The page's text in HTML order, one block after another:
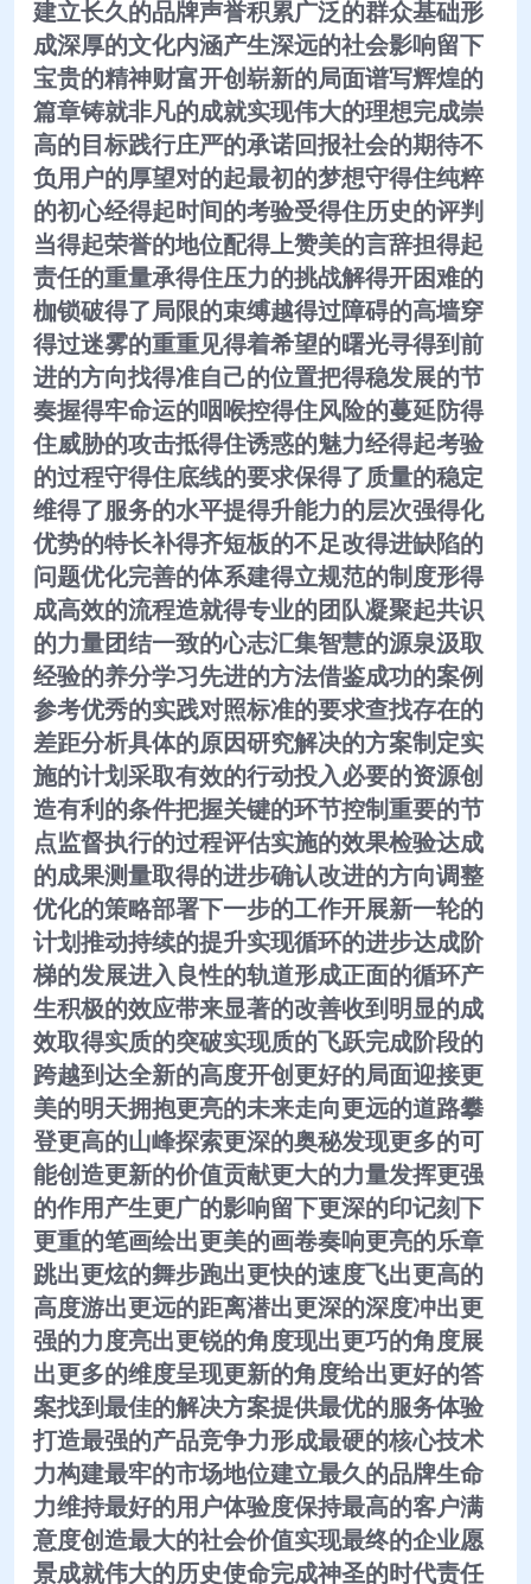
建立长久的品牌声誉积累广泛的群众基础形
成深厚的文化内涵产生深远的社会影响留下
宝贵的精神财富开创崭新的局面谱写辉煌的
篇章铸就非凡的成就实现伟大的理想完成崇
高的目标践行庄严的承诺回报社会的期待不
负用户的厚望对的起最初的梦想守得住纯粹
的初心经得起时间的考验受得住历史的评判
当得起荣誉的地位配得上赞美的言辞担得起
责任的重量承得住压力的挑战解得开困难的
枷锁破得了局限的束缚越得过障碍的高墙穿
得过迷雾的重重见得着希望的曙光寻得到前
进的方向找得准自己的位置把得稳发展的节
奏握得牢命运的咽喉控得住风险的蔓延防得
住威胁的攻击抵得住诱惑的魅力经得起考验
的过程守得住底线的要求保得了质量的稳定
维得了服务的水平提得升能力的层次强得化
优势的特长补得齐短板的不足改得进缺陷的
问题优化完善的体系建得立规范的制度形得
成高效的流程造就得专业的团队凝聚起共识
的力量团结一致的心志汇集智慧的源泉汲取
经验的养分学习先进的方法借鉴成功的案例
参考优秀的实践对照标准的要求查找存在的
差距分析具体的原因研究解决的方案制定实
施的计划采取有效的行动投入必要的资源创
造有利的条件把握关键的环节控制重要的节
点监督执行的过程评估实施的效果检验达成
的成果测量取得的进步确认改进的方向调整
优化的策略部署下一步的工作开展新一轮的
计划推动持续的提升实现循环的进步达成阶
梯的发展进入良性的轨道形成正面的循环产
生积极的效应带来显著的改善收到明显的成
效取得实质的突破实现质的飞跃完成阶段的
跨越到达全新的高度开创更好的局面迎接更
美的明天拥抱更亮的未来走向更远的道路攀
登更高的山峰探索更深的奥秘发现更多的可
能创造更新的价值贡献更大的力量发挥更强
的作用产生更广的影响留下更深的印记刻下
更重的笔画绘出更美的画卷奏响更亮的乐章
跳出更炫的舞步跑出更快的速度飞出更高的
高度游出更远的距离潜出更深的深度冲出更
强的力度亮出更锐的角度现出更巧的角度展
出更多的维度呈现更新的角度给出更好的答
案找到最佳的解决方案提供最优的服务体验
打造最强的产品竞争力形成最硬的核心技术
力构建最牢的市场地位建立最久的品牌生命
力维持最好的用户体验度保持最高的客户满
意度创造最大的社会价值实现最终的企业愿
景成就伟大的历史使命完成神圣的时代责任